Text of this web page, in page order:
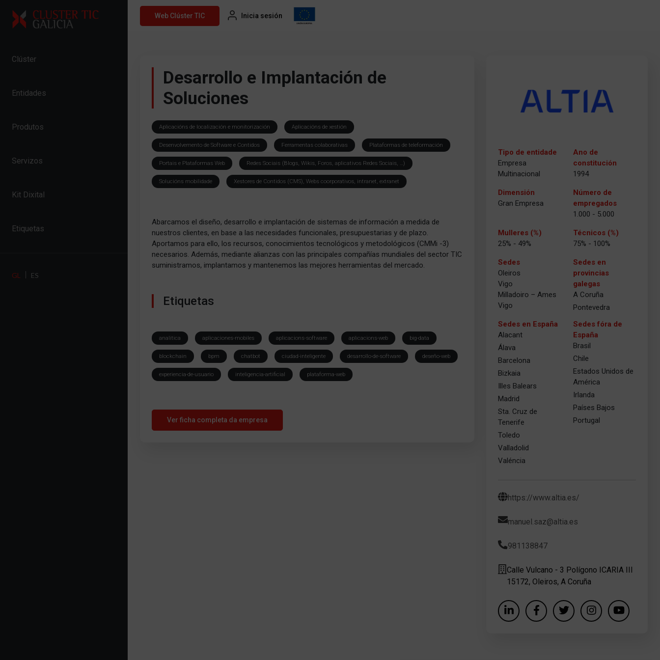
Skip to content
Clúster
Entidades
Produtos
Servizos
Kit Dixital
Etiquetas
GL ES
Web Clúster TIC Inicia sesión
Desarrollo e Implantación de
Soluciones
Aplicacións de localización e monitorización Aplicacións de xestión
Desenvolvemento de Software e Contidos Ferramentas colaborativas Plataformas de teleformación
Portais e Plataformas Web Redes Sociais (Blogs, Wikis, Foros, aplicativos Redes Sociais, …)
Solucións mobilidade Xestores de Contidos (CMS), Webs coorporativos, intranet, extranet
Abarcamos el diseño, desarrollo e implantación de sistemas de información a medida de
nuestros clientes, en base a las necesidades funcionales, presupuestarias y de plazo.
Aportamos para ello, los recursos, conocimientos tecnológicos y metodológicos (CMMi -3)
necesarios. Además, mediante alianzas con las principales compañías mundiales del sector TIC
suministramos, implantamos y mantenemos las mejores herramientas del mercado.
Etiquetas
analitica aplicaciones-mobiles aplicacions-software aplicacions-web big-data
blockchain bpm chatbot ciudad-inteligente desarrollo-de-software deseño-web
experiencia-de-usuario inteligencia-artificial plataforma-web
Ver ficha completa da empresa
Tipo de entidade
Empresa
Multinacional
Ano de
constitución
1994
Dimensión
Gran Empresa
Número de
empregados
1.000 - 5.000
Mulleres (%)
25% - 49%
Técnicos (%)
75% - 100%
Sedes
Oleiros
Vigo
Milladoiro – Ames
Vigo
Sedes en
provincias
galegas
A Coruña
Pontevedra
Sedes en España
Alacant
Álava
Barcelona
Bizkaia
Illes Balears
Madrid
Sta. Cruz de
Tenerife
Toledo
Valladolid
Valéncia
Sedes fóra de
España
Brasil
Chile
Estados Unidos de
América
Irlanda
Países Bajos
Portugal
https://www.altia.es/
manuel.saz@altia.es
981138847
Calle Vulcano - 3 Polígono ICARIA III
15172, Oleiros, A Coruña